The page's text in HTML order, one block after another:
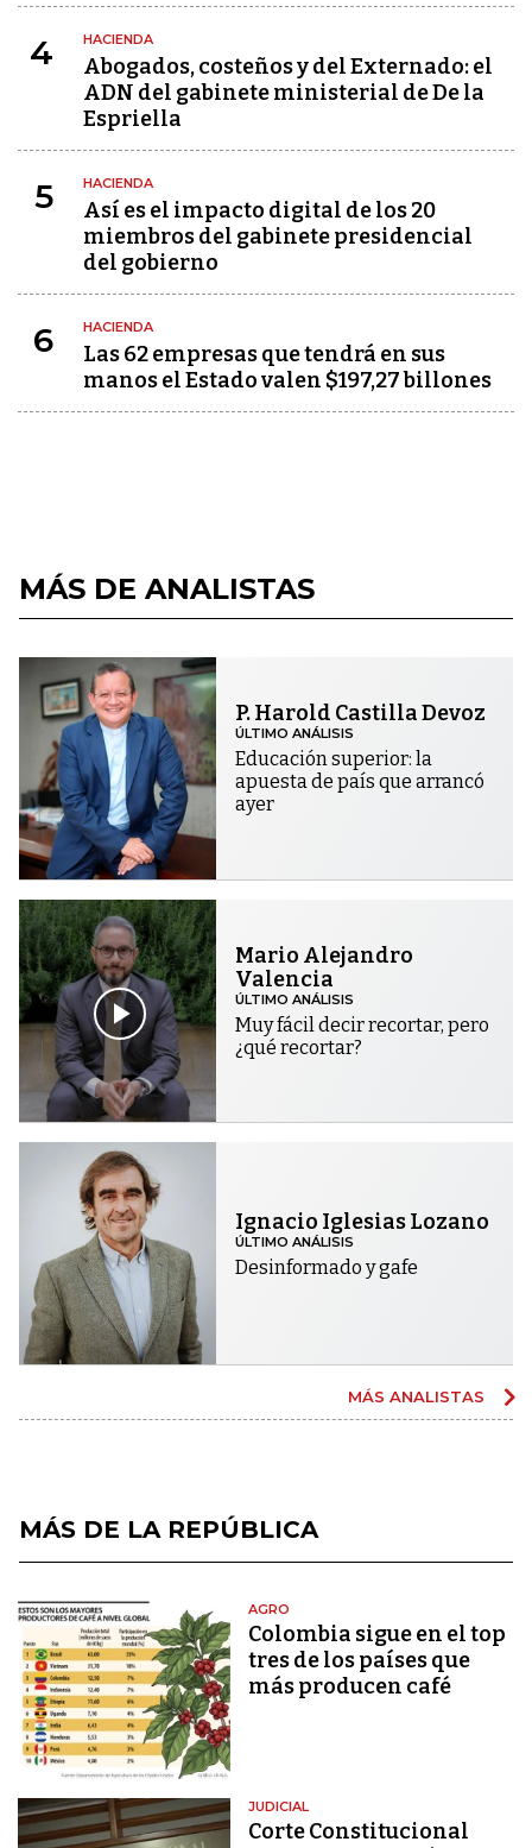
4 HACIENDA
Abogados, costeños y del Externado: el
ADN del gabinete ministerial de De la
Espriella
5 HACIENDA
Así es el impacto digital de los 20
miembros del gabinete presidencial
del gobierno
6 HACIENDA
Las 62 empresas que tendrá en sus
manos el Estado valen $197,27 billones
MÁS DE ANALISTAS
P. Harold Castilla Devoz
ÚLTIMO ANÁLISIS
Educación superior: la
apuesta de país que arrancó
ayer
Mario Alejandro
Valencia
ÚLTIMO ANÁLISIS
Muy fácil decir recortar, pero
¿qué recortar?
Ignacio Iglesias Lozano
ÚLTIMO ANÁLISIS
Desinformado y gafe
MÁS ANALISTAS
MÁS DE LA REPÚBLICA
AGRO
Colombia sigue en el top
tres de los países que
más producen café
JUDICIAL
Corte Constitucional